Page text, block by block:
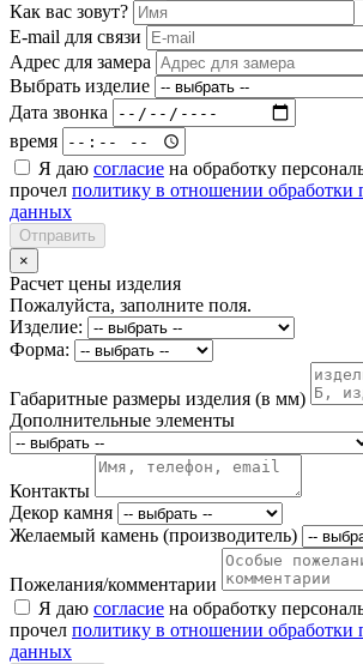
Как вас зовут?
E-mail для связи
Адрес для замера
Выбрать изделие
Дата звонка
время
Я даю согласие на обработку
прочел политику в отношении обработки
данных
Отправить
×
Расчет цены изделия
Пожалуйста, заполните поля.
Изделие:
Форма:
Габаритные размеры изделия (в мм)
Дополнительные элементы
Контакты
Декор камня
Желаемый камень (производитель)
Пожелания/комментарии
Я даю согласие на обработку
прочел политику в отношении обработки
данных